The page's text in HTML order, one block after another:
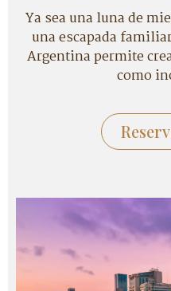
Ya sea una luna de
una escapada
Argentina permite
como